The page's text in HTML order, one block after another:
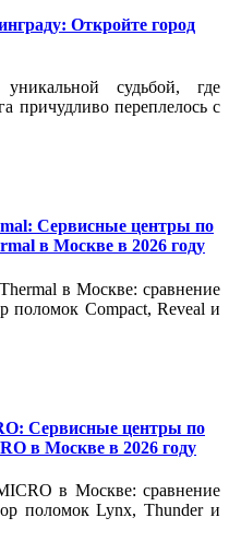
Откройте город
судьбой, где
причудливо переплелось с
Сервисные центры по
в Москве в 2026 году
в Москве: сравнение
поломок Compact, Reveal и
Сервисные центры по
в Москве в 2026 году
в Москве: сравнение
поломок Lynx, Thunder и